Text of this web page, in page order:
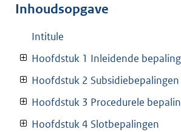
Inhoudsopgave
Intitule
Hoofdstuk 1 Inleidende
Hoofdstuk 2 Subsidiebepalingen
Hoofdstuk 3 Procedurele
Hoofdstuk 4 Slotbepalingen